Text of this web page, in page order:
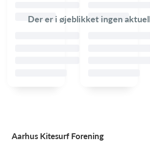
Der er i øjeblikket ingen
Aarhus Kitesurf Forening